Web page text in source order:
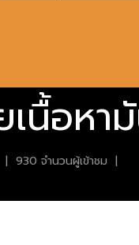
เนื้อห
| 930 จำนวนผู้เข้าชม |